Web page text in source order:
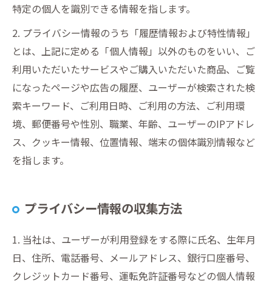
特定の個人を識別できる情報を指します。
2. プライバシー情報のうち「履歴情報および特性情報」
とは、上記に定める「個人情報」以外のものをいい、ご
利用いただいたサービスやご購入いただいた商品、ご覧
になったページや広告の履歴、ユーザーが検索された検
索キーワード、ご利用日時、ご利用の方法、ご利用環
境、郵便番号や性別、職業、年齢、ユーザーのIPアドレ
ス、クッキー情報、位置情報、端末の個体識別情報など
を指します。
プライバシー情報の収集方法
1. 当社は、ユーザーが利用登録をする際に氏名、生年月
日、住所、電話番号、メールアドレス、銀行口座番号、
クレジットカード番号、運転免許証番号などの個人情報